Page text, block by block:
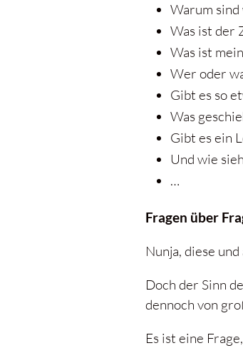
Warum
Was ist der
Was ist
Wer oder
Gibt es so
Was
Gibt es ein
Und wie
…
Fragen über
Nunja, diese
Doch der Sinn
dennoch von
Es ist eine